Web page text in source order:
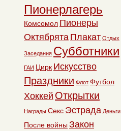
Пионерлагерь
Комсомол Пионеры
Октябрята Плакат Отдых
Заседания Субботники
ГАИ Цирк Искусство
Праздники Флот Футбол
Хоккей Открытки
Награды Секс Эстрада Деньги
После войны Закон